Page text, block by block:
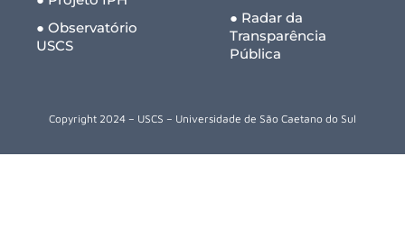
● Observatório
USCS
● Radar da
Transparência
Pública
Copyright 2024 – USCS – Universidade de São Caetano do Sul